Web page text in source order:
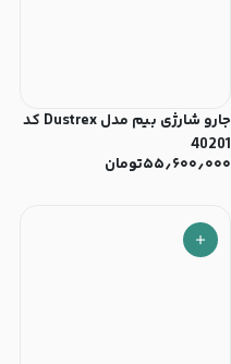
جارو شارژی بیم مدل Dustrex کد
40201
۵۵٫۶۰۰٫۰۰۰تومان